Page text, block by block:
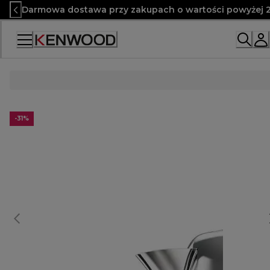
Skip
to
Content
Darmowa dostawa przy zakupach o wartości powyżej
-31%